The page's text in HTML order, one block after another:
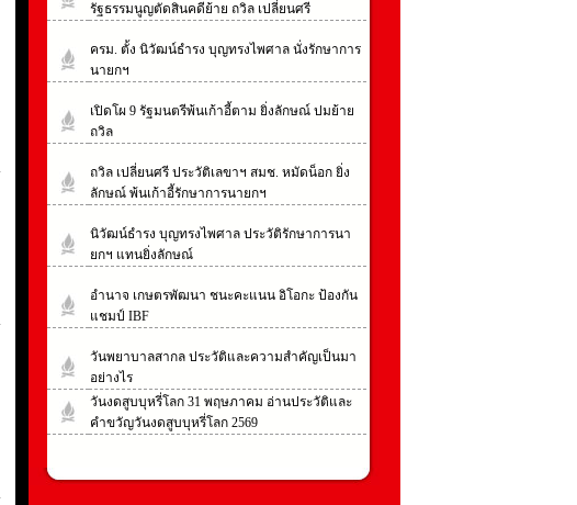
รัฐธรรมนูญตัดสินคดีย้าย ถวิล เปลี่ยนศรี
ครม. ตั้ง นิวัฒน์ธำรง บุญทรงไพศาล นั่งรักษาการ
นายกฯ
เปิดโผ 9 รัฐมนตรีพ้นเก้าอี้ตาม ยิ่งลักษณ์ ปมย้าย
ถวิล
ถวิล เปลี่ยนศรี ประวัติเลขาฯ สมช. หมัดน็อก ยิ่ง
ลักษณ์ พ้นเก้าอี้รักษาการนายกฯ
นิวัฒน์ธํารง บุญทรงไพศาล ประวัติรักษาการนา
ยกฯ แทนยิ่งลักษณ์
อํานาจ เกษตรพัฒนา ชนะคะแนน อิโอกะ ป้องกัน
แชมป์ IBF
วันพยาบาลสากล ประวัติและความสำคัญเป็นมา
อย่างไร
วันงดสูบบุหรี่โลก 31 พฤษภาคม อ่านประวัติและ
คำขวัญวันงดสูบบุหรี่โลก 2569